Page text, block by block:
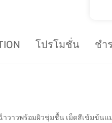
โปรโมชั่น ชำ
าวพร้อมผิวชุ่มชื้น เม็ดสีเข้มข้นแ